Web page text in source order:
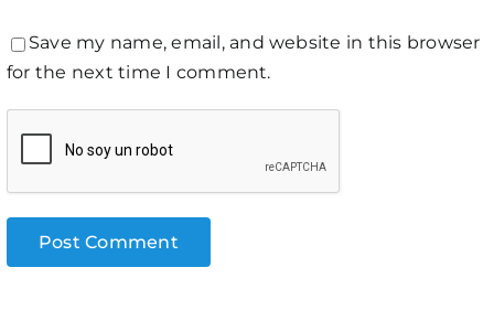
Save my name, email, and website in this browser
for the next time I comment.